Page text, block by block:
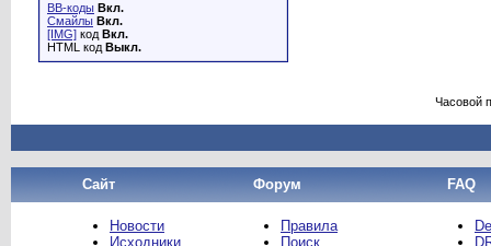
BB-коды Вкл.
Смайлы Вкл.
[IMG] код Вкл.
HTML код Выкл.
Часовой
Сайт Форум FAQ
Новости
Исходники
Правила
Поиск